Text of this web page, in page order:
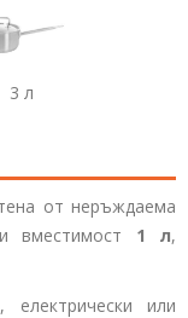
3 л
от неръждаема
вместимост 1 л,
или